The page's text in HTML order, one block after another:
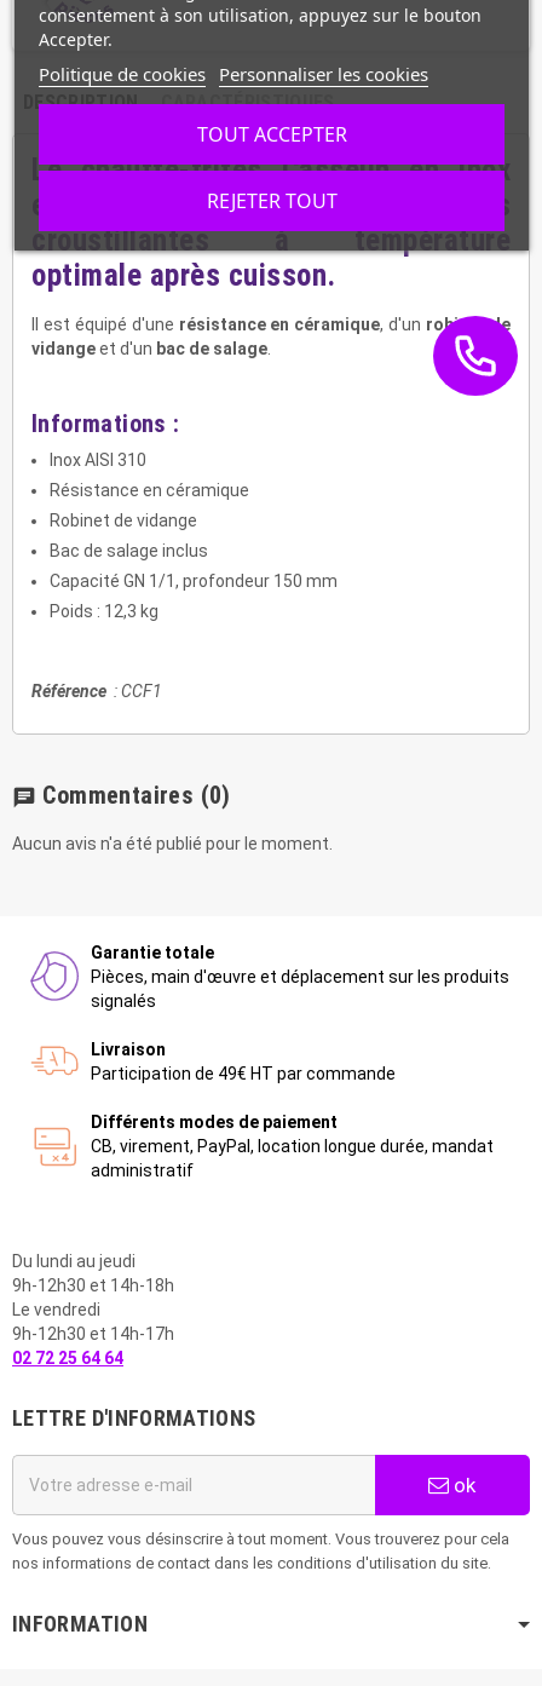
DESCRIPTION CARACTÉRISTIQUES
Lechauffe-frites Casselineninox
est idéal pour garder des frites
croustillantes à température
optimale après cuisson.
Il est équipé d'une résistance en céramique, d'un robinet de
vidangeet d'un bac de salage
Informations :
Inox AISI 310
Résistance en céramique
Robinet de vidange
Bac de salage inclus
Capacité GN 1/1, profondeur 150 mm
Poids : 12,3 kg
Référence : CCF1
chat Commentaires (0)
Aucun avis n'a été publié pour le moment.
Garantie totale
Pièces, main d'œuvre et déplacement sur les produits
signalés
Livraison
Participation de 49€ HT par commande
Différents modes de paiement
CB, virement, PayPal, location longue durée, mandat
administratif
Du lundi au jeudi
9h-12h30 et 14h-18h
Le vendredi
9h-12h30 et 14h-17h
02 72 25 64 64
LETTRE D'INFORMATIONS
ok
Vous pouvez vous désinscrire à tout moment. Vous trouverez pour cela
nos informations de contact dans les conditions d'utilisation du site.
INFORMATION
consentement à son utilisation, appuyez sur le bouton
Accepter.
Politique de cookies Personnaliser les cookies
REJETER TOUT
TOUT ACCEPTER